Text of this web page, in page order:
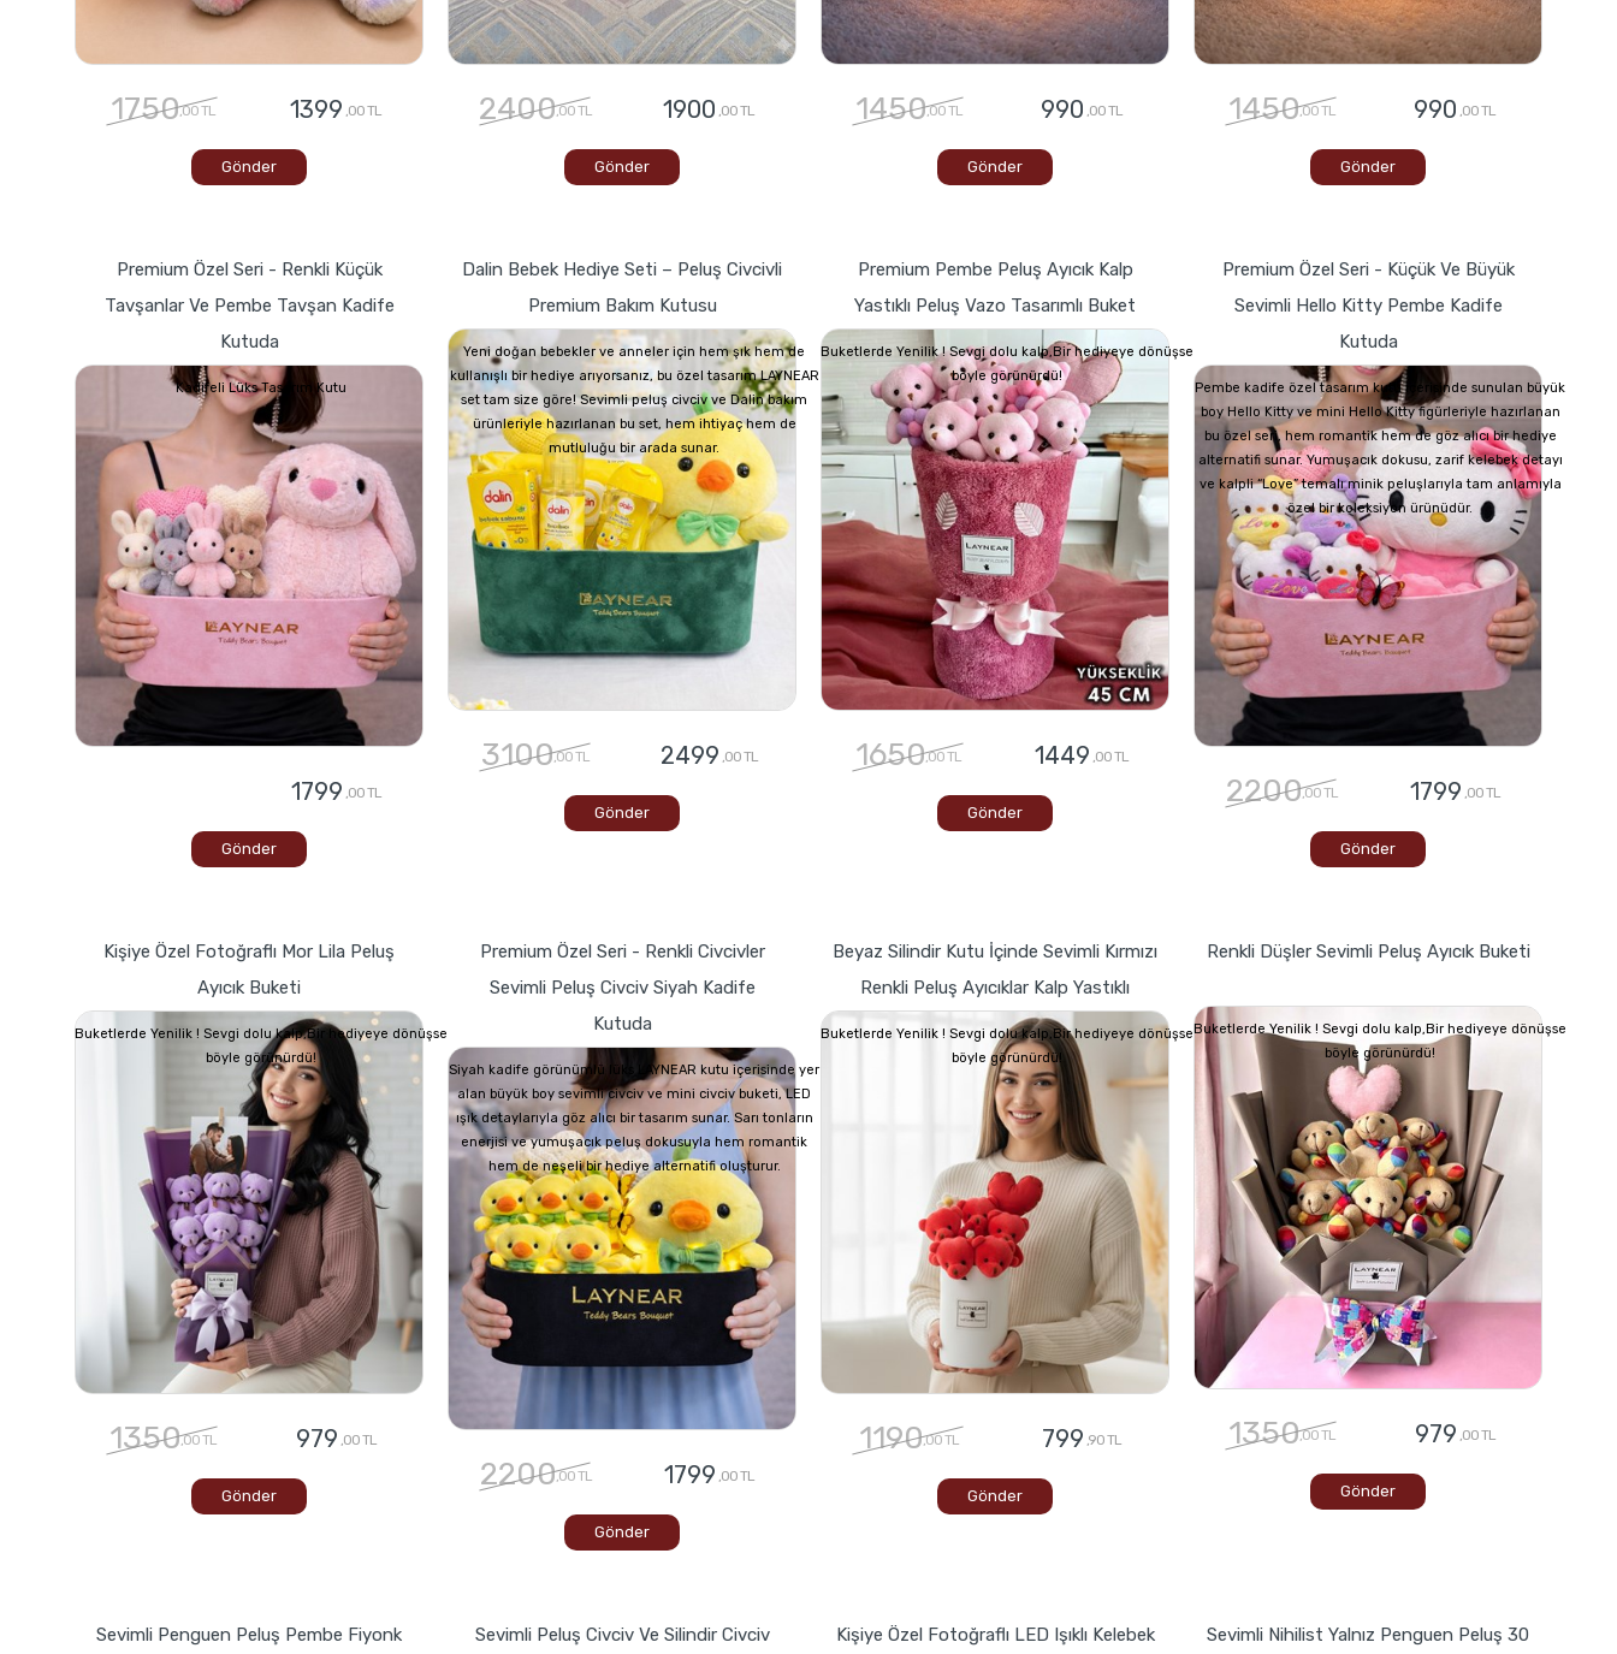
1750,00 TL 1399 ,00 TL
Gönder
2400,00 TL 1900 ,00 TL
Gönder
1450,00 TL 990 ,00 TL
Gönder
1450,00 TL 990 ,00 TL
Gönder
Premium Özel Seri - Renkli Küçük
Tavşanlar Ve Pembe Tavşan Kadife
Kutuda
Kadifeli Lüks Tasarım Kutu
1799 ,00 TL
Gönder
Dalin Bebek Hediye Seti – Peluş Civcivli
Premium Bakım Kutusu
Yeni doğan bebekler ve anneler için hem şık hem de
kullanışlı bir hediye arıyorsanız, bu özel tasarım LAYNEAR
set tam size göre! Sevimli peluş civciv ve Dalin bakım
ürünleriyle hazırlanan bu set, hem ihtiyaç hem de
mutluluğu bir arada sunar.
3100,00 TL 2499 ,00 TL
Gönder
Premium Pembe Peluş Ayıcık Kalp
Yastıklı Peluş Vazo Tasarımlı Buket
Buketlerde Yenilik ! Sevgi dolu kalp,Bir hediyeye dönüşse
böyle görünürdü!
1650,00 TL 1449 ,00 TL
Gönder
Premium Özel Seri - Küçük Ve Büyük
Sevimli Hello Kitty Pembe Kadife
Kutuda
Pembe kadife özel tasarım kutu içerisinde sunulan büyük
boy Hello Kitty ve mini Hello Kitty figürleriyle hazırlanan
bu özel seri, hem romantik hem de göz alıcı bir hediye
alternatifi sunar. Yumuşacık dokusu, zarif kelebek detayı
ve kalpli “Love” temalı minik peluşlarıyla tam anlamıyla
özel bir koleksiyon ürünüdür.
2200,00 TL 1799 ,00 TL
Gönder
Kişiye Özel Fotoğraflı Mor Lila Peluş
Ayıcık Buketi
Buketlerde Yenilik ! Sevgi dolu kalp,Bir hediyeye dönüşse
böyle görünürdü!
1350,00 TL 979 ,00 TL
Gönder
Premium Özel Seri - Renkli Civcivler
Sevimli Peluş Civciv Siyah Kadife
Kutuda
Siyah kadife görünümlü lüks LAYNEAR kutu içerisinde yer
alan büyük boy sevimli civciv ve mini civciv buketi, LED
ışık detaylarıyla göz alıcı bir tasarım sunar. Sarı tonların
enerjisi ve yumuşacık peluş dokusuyla hem romantik
hem de neşeli bir hediye alternatifi oluşturur.
2200,00 TL 1799 ,00 TL
Gönder
Beyaz Silindir Kutu İçinde Sevimli Kırmızı
Renkli Peluş Ayıcıklar Kalp Yastıklı
Buketlerde Yenilik ! Sevgi dolu kalp,Bir hediyeye dönüşse
böyle görünürdü!
1190,00 TL 799 ,90 TL
Gönder
Renkli Düşler Sevimli Peluş Ayıcık Buketi
Buketlerde Yenilik ! Sevgi dolu kalp,Bir hediyeye dönüşse
böyle görünürdü!
1350,00 TL 979 ,00 TL
Gönder
Sevimli Penguen Peluş Pembe Fiyonk
Sevimli Peluş Civciv Ve Silindir Civciv
Kişiye Özel Fotoğraflı LED Işıklı Kelebek
Sevimli Nihilist Yalnız Penguen Peluş 30